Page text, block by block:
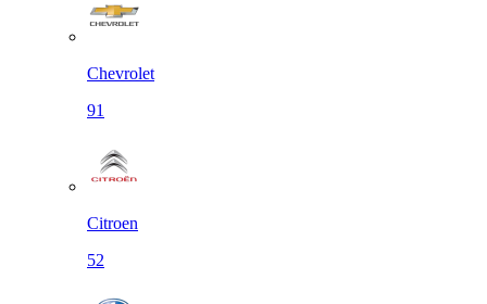
Chevrolet
91
Citroen
52